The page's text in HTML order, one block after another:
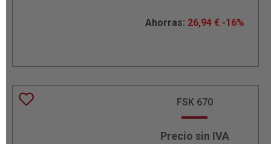
Ahorras: 26,94 € -16%
FSK 670
Precio sin IVA